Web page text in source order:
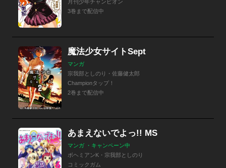
月刊少年チャンピオン
3巻まで配信中
魔法少女サイトSept
マンガ
宗我部としのり・佐藤健太郎
Championタップ！
2巻まで配信中
あまえないでよっ!! MS
マンガ ・キャンペーン中
ボヘミアンK・宗我部としのり
コミックガム